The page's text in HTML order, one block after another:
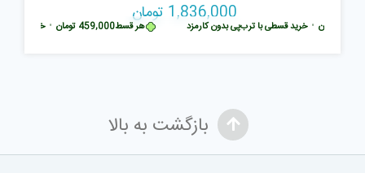
هر قسط459,000تومان • خرید قسطی تومان • خرید قسطی با ترب‌پی بدون کارمزد
1,836,000 تومان
بازگشت به بالا